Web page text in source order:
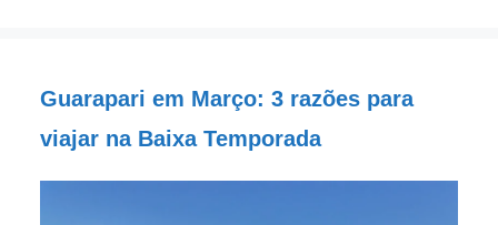
Guarapari em Março: 3 razões para
viajar na Baixa Temporada